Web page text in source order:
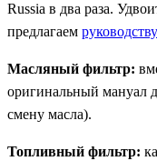
Russia в два раза.
предлагаем
Масляный фильтр:
оригинальный мануал
смену масла).
Топливный фильтр: